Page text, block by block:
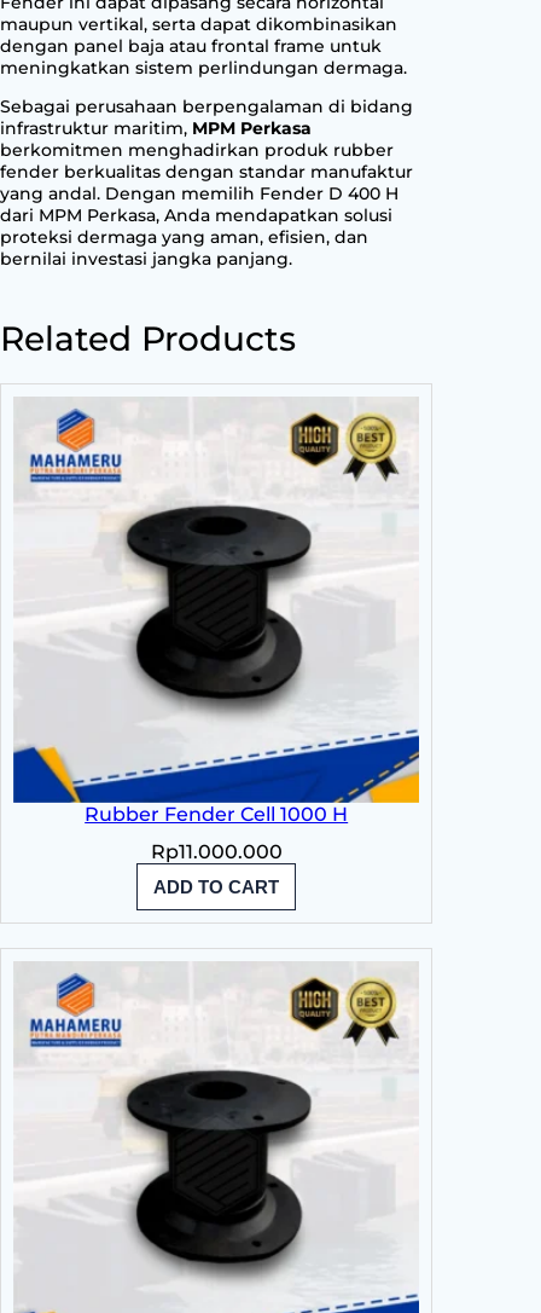
maupun vertikal, serta dapat dikombinasikan
dengan panel baja atau frontal frame untuk
meningkatkan sistem perlindungan dermaga.
Sebagai perusahaan berpengalaman di bidang
infrastruktur maritim, MPM Perkasa
berkomitmen menghadirkan produk rubber
fender berkualitas dengan standar manufaktur
yang andal. Dengan memilih Fender D 400 H
dari MPM Perkasa, Anda mendapatkan solusi
proteksi dermaga yang aman, efisien, dan
bernilai investasi jangka panjang.
Related Products
Rubber Fender Cell 1000 H
Rp11.000.000
ADD TO CART